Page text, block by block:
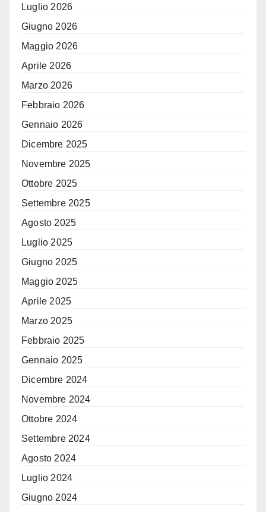
Luglio 2026
Giugno 2026
Maggio 2026
Aprile 2026
Marzo 2026
Febbraio 2026
Gennaio 2026
Dicembre 2025
Novembre 2025
Ottobre 2025
Settembre 2025
Agosto 2025
Luglio 2025
Giugno 2025
Maggio 2025
Aprile 2025
Marzo 2025
Febbraio 2025
Gennaio 2025
Dicembre 2024
Novembre 2024
Ottobre 2024
Settembre 2024
Agosto 2024
Luglio 2024
Giugno 2024